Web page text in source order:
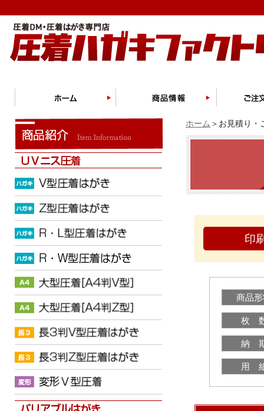
ホーム ＞お見積り・
印
商品
枚
納
用